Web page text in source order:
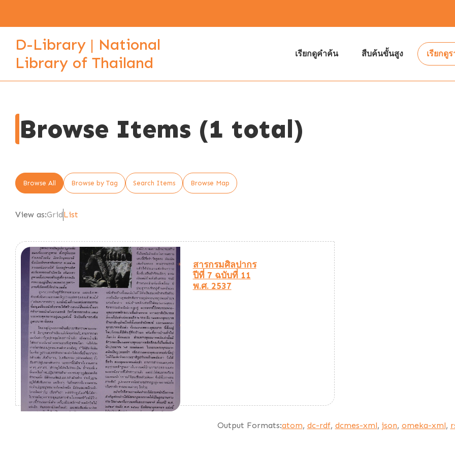
D-Library | National
Library of Thailand
เรียกดูคำค้น สืบค้นขั้นสูง เรียกดู
Browse Items (1 total)
Browse All Browse by Tag Search Items Browse Map
View as:GridList
สารกรมศิลปากร
ปีที่ 7 ฉบับที่ 11
พ.ศ. 2537
Output Formats:atom, dc-rdf, dcmes-xml, json, omeka-xml,